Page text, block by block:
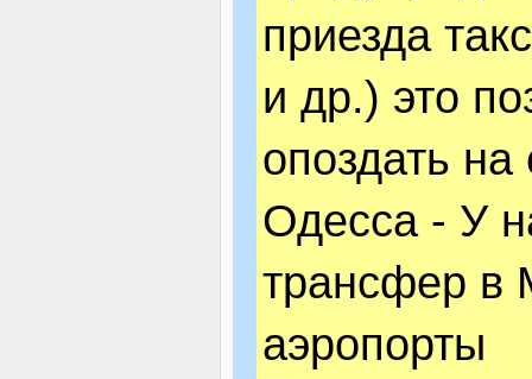
приезда
и др.) это
опоздать на
Одесса - У
трансфер в
аэропорты